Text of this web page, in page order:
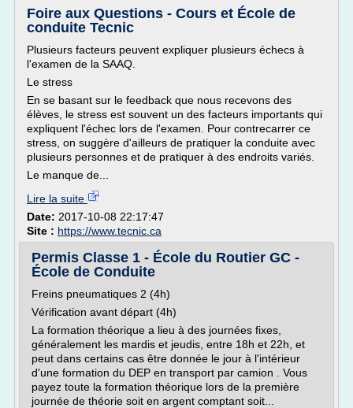
Foire aux Questions - Cours et École de
conduite Tecnic
Plusieurs facteurs peuvent expliquer plusieurs échecs à
l'examen de la SAAQ.
Le stress
En se basant sur le feedback que nous recevons des
élèves, le stress est souvent un des facteurs importants qui
expliquent l'échec lors de l'examen. Pour contrecarrer ce
stress, on suggère d'ailleurs de pratiquer la conduite avec
plusieurs personnes et de pratiquer à des endroits variés.
Le manque de...
Lire la suite
Date: 2017-10-08 22:17:47
Site : https://www.tecnic.ca
Permis Classe 1 - École du Routier GC -
École de Conduite
Freins pneumatiques 2 (4h)
Vérification avant départ (4h)
La formation théorique a lieu à des journées fixes,
généralement les mardis et jeudis, entre 18h et 22h, et
peut dans certains cas être donnée le jour à l'intérieur
d'une formation du DEP en transport par camion . Vous
payez toute la formation théorique lors de la première
journée de théorie soit en argent comptant soit...